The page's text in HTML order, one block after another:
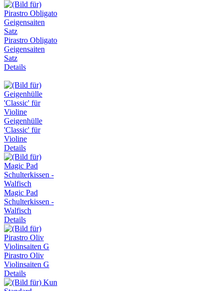
Pirastro Obligato
Geigensaiten
Satz
Details
Geigenhülle
'Classic' für
Violine
Details
Magic Pad
Schulterkissen -
Walfisch
Details
Pirastro Oliv
Violinsaiten G
Details